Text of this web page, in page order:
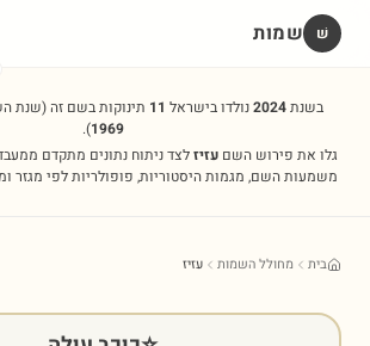
שׁ שמות
בשנת2024נולדו בישראל 11 תינוקות בשם זה(שנת
1969
).
גלו את פירוש השםעזיזלצד ניתוח נתונים מתקדם
משמעות השם, מגמות היסטוריות, פופולריות לפי מגזר
בית מחולל השמות עזיז